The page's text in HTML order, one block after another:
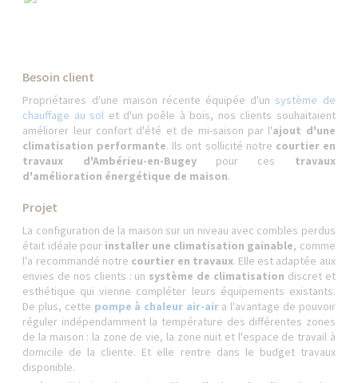
Besoin client
Propriétaires d'une maison récente équipée d'un système de
chauffage au sol et d'un poêle à bois, nos clients souhaitaient
améliorer leur confort d'été et de mi-saison par l'ajout d'une
climatisation performante. Ils ont sollicité notre courtier en
travaux d'Ambérieu-en-Bugeypour ces travaux
d'amélioration énergétique de maison.
Projet
La configuration de la maison sur un niveau avec combles perdus
était idéale pour installer une climatisation gainable, comme
l'a recommandé notre courtier en travaux. Elle est adaptée aux
envies de nos clients : un système de climatisation discret et
esthétique qui vienne compléter leurs équipements existants.
De plus, cette pompe à chaleur air-aira l'avantage de pouvoir
réguler indépendamment la température des différentes zones
de la maison : la zone de vie, la zone nuit et l'espace de travail à
domicile de la cliente. Et elle rentre dans le budget travaux
disponible.